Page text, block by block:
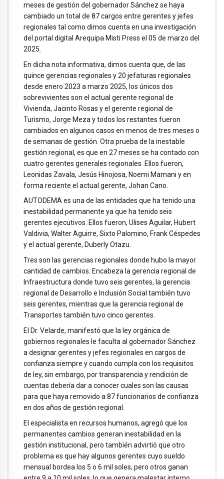
meses de gestión del gobernador Sánchez se haya
cambiado un total de 87 cargos entre gerentes y jefes
regionales tal como dimos cuenta en una investigación
del portal digital Arequipa Misti Press el 05 de marzo del
2025.
En dicha nota informativa, dimos cuenta que, de las
quince gerencias regionales y 20 jefaturas regionales
desde enero 2023 a marzo 2025, los únicos dos
sobrevivientes son el actual gerente regional de
Vivienda, Jacinto Rosas y el gerente regional de
Turismo, Jorge Meza y todos los restantes fueron
cambiados en algunos casos en menos de tres meses o
de semanas de gestión. Otra prueba de la inestable
gestión regional, es que en 27 meses se ha contado con
cuatro gerentes generales regionales. Ellos fueron,
Leonidas Zavala, Jesús Hinojosa, Noemi Mamani y en
forma reciente el actual gerente, Johan Cano.
AUTODEMA es una de las entidades que ha tenido una
inestabilidad permanente ya que ha tenido seis
gerentes ejecutivos. Ellos fueron, Ulises Aguilar, Hubert
Valdivia, Walter Aguirre, Sixto Palomino, Frank Céspedes
y el actual gerente, Duberly Otazu.
Tres son las gerencias regionales donde hubo la mayor
cantidad de cambios. Encabeza la gerencia regional de
Infraestructura donde tuvo seis gerentes, la gerencia
regional de Desarrollo e Inclusión Social también tuvo
seis gerentes, mientras que la gerencia regional de
Transportes también tuvo cinco gerentes.
El Dr. Velarde, manifestó que la ley orgánica de
gobiernos regionales le faculta al gobernador Sánchez
a designar gerentes y jefes regionales en cargos de
confianza siempre y cuando cumpla con los requisitos
de ley, sin embargo, por transparencia y rendición de
cuentas debería dar a conocer cuales son las causas
para que haya removido a 87 funcionarios de confianza
en dos años de gestión regional.
El especialista en recursos humanos, agregó que los
permanentes cambios generan inestabilidad en la
gestión institucional, pero también advirtió que otro
problema es que hay algunos gerentes cuyo sueldo
mensual bordea los 5 o 6 mil soles, pero otros ganan